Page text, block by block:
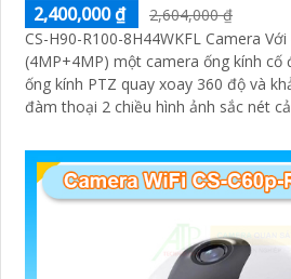
2,400,000 ₫
2,604,000 ₫
CS-H90-R100-8H44WKFL Camera
(4MP+4MP) một camera ống kính cố
ống kính PTZ quay xoay 360 độ và
đàm thoại 2 chiều hình ảnh sắc nét
Camera an ninh không dây CS-H90-
đến sự an toàn và tiện lợi.